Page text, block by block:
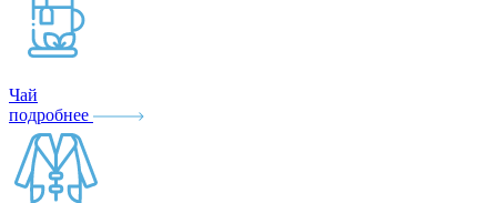
Чай
подробнее